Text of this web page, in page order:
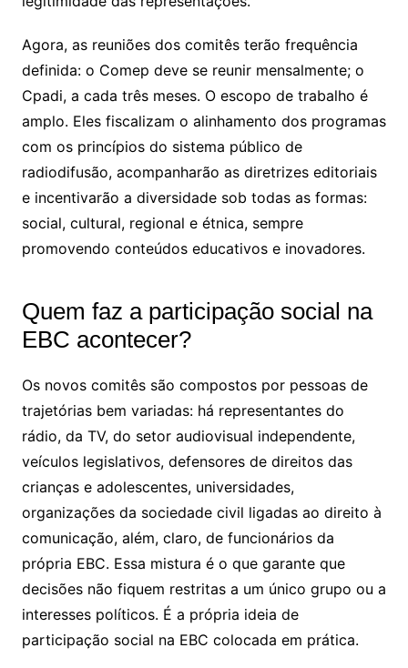
Agora, as reuniões dos comitês terão frequência
definida: o Comep deve se reunir mensalmente; o
Cpadi, a cada três meses. O escopo de trabalho é
amplo. Eles fiscalizam o alinhamento dos programas
com os princípios do sistema público de
radiodifusão, acompanharão as diretrizes editoriais
e incentivarão a diversidade sob todas as formas:
social, cultural, regional e étnica, sempre
promovendo conteúdos educativos e inovadores.
Quem faz a participação social na
EBC acontecer?
Os novos comitês são compostos por pessoas de
trajetórias bem variadas: há representantes do
rádio, da TV, do setor audiovisual independente,
veículos legislativos, defensores de direitos das
crianças e adolescentes, universidades,
organizações da sociedade civil ligadas ao direito à
comunicação, além, claro, de funcionários da
própria EBC. Essa mistura é o que garante que
decisões não fiquem restritas a um único grupo ou a
interesses políticos. É a própria ideia de
participação social na EBC colocada em prática.